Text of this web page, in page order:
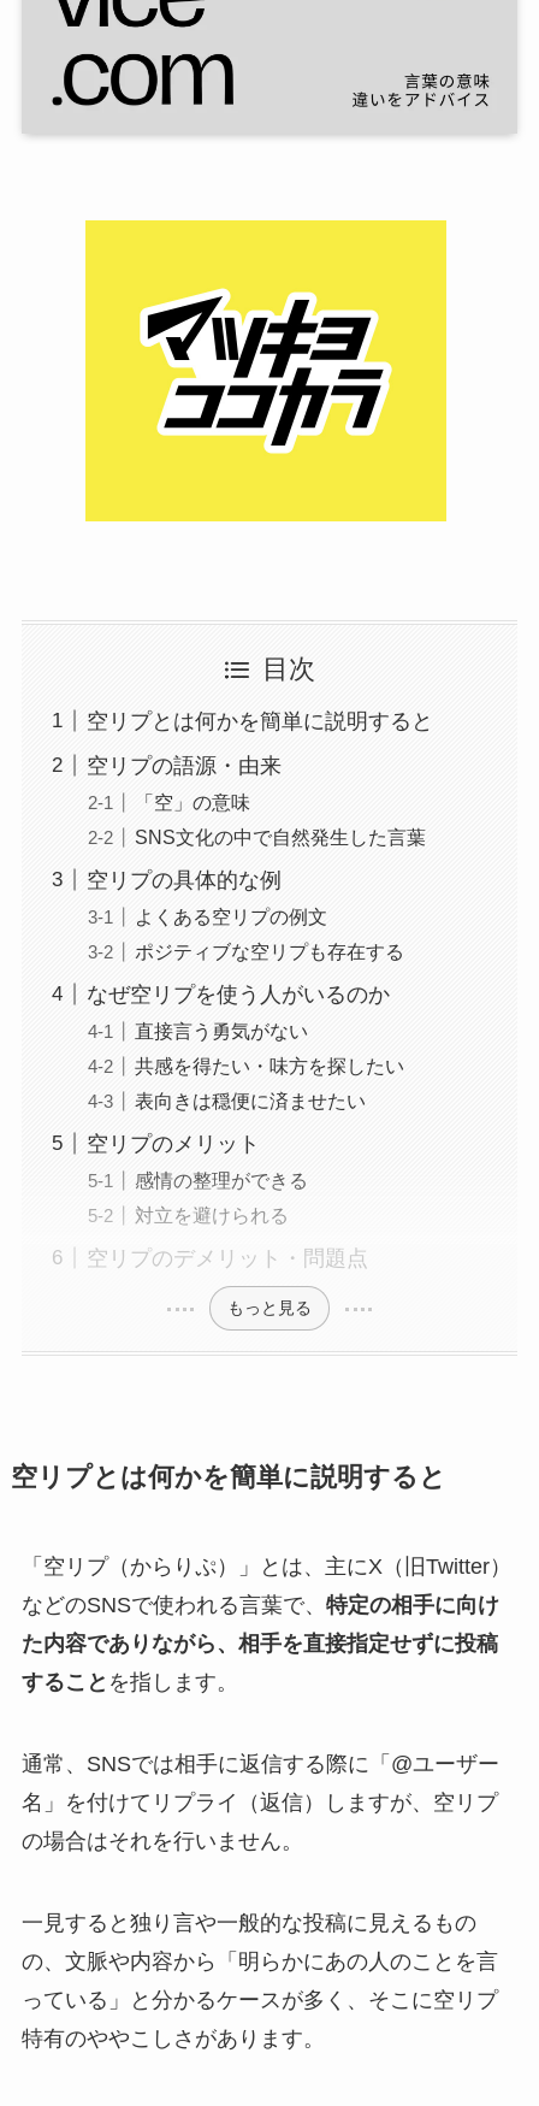
目次
空リプとは何かを簡単に説明すると
空リプの語源・由来
「空」の意味
SNS文化の中で自然発生した言葉
空リプの具体的な例
よくある空リプの例文
ポジティブな空リプも存在する
なぜ空リプを使う人がいるのか
直接言う勇気がない
共感を得たい・味方を探したい
表向きは穏便に済ませたい
空リプのメリット
感情の整理ができる
対立を避けられる
空リプのデメリット・問題点
もっと見る
空リプとは何かを簡単に説明すると
「空リプ（からりぷ）」とは、主にX（旧Twitter）
などのSNSで使われる言葉で、 特定の相手に向け
た内容でありながら、相手を直接指定せずに投稿
すること を指します。
通常、SNSでは相手に返信する際に「@ユーザー
名」を付けてリプライ（返信）しますが、空リプ
の場合はそれを行いません。
一見すると独り言や一般的な投稿に見えるもの
の、文脈や内容から「明らかにあの人のことを言
っている」と分かるケースが多く、そこに空リプ
特有のややこしさがあります。